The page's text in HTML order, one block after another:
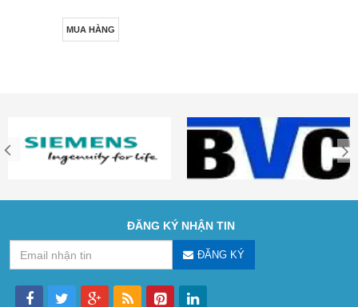
MUA HÀNG
ĐĂNG KÝ NHẬN TIN
ĐĂNG KÝ